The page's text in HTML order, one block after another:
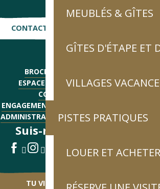
MEUBLÉS & GÎTES
GÎTES D'ÉTAPE ET
VILLAGES
PISTES PRATIQUES
LOUER ET
CONTACTE-NOUS !
BROCHURES
ESPACE PRESSE
CGV
ENGAGEMENTS QUALITÉ
ADMINISTRATIF - EMPLOI
Suis-nous !
TU VIENS ?